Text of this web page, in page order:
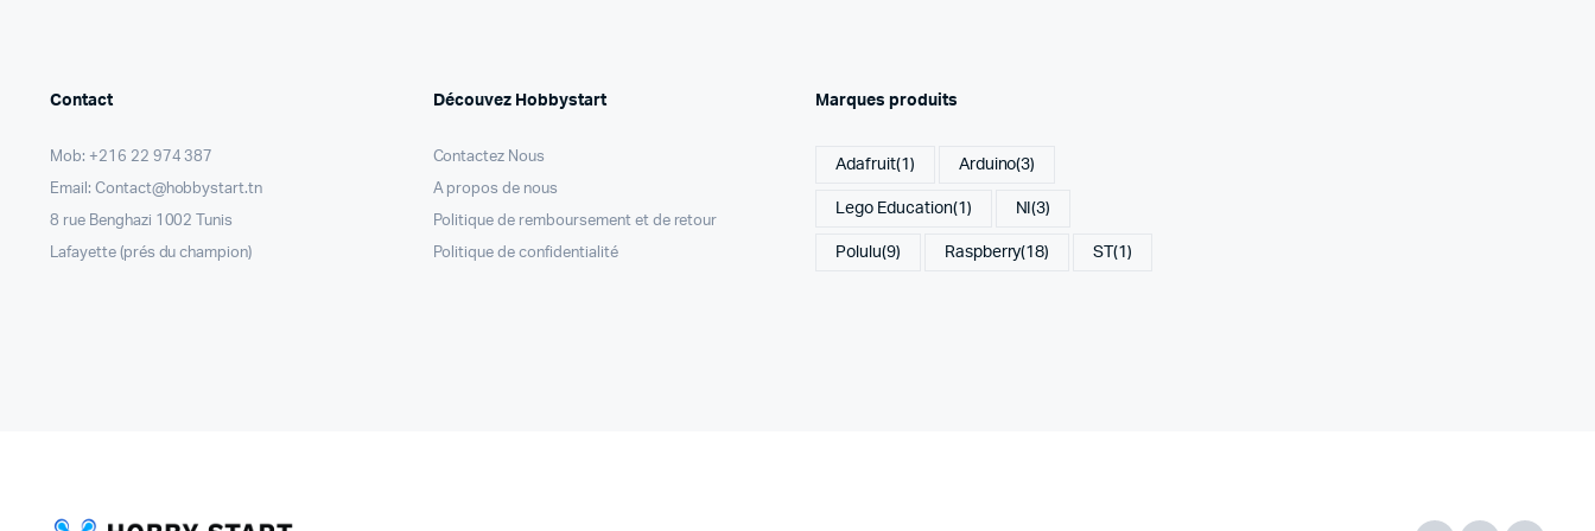
Contact
Mob: +216 22 974 387
Email: Contact@hobbystart.tn
8 rue Benghazi 1002 Tunis
Lafayette (prés du champion)
Découvez Hobbystart
Contactez Nous
A propos de nous
Politique de remboursement et de retour
Politique de confidentialité
Marques produits
Adafruit(1) Arduino(3)
Lego Education(1) NI(3)
Polulu(9) Raspberry(18) ST(1)